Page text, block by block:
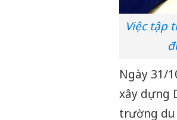
Việc tập
Ngày 31/
xây dựng
trường du